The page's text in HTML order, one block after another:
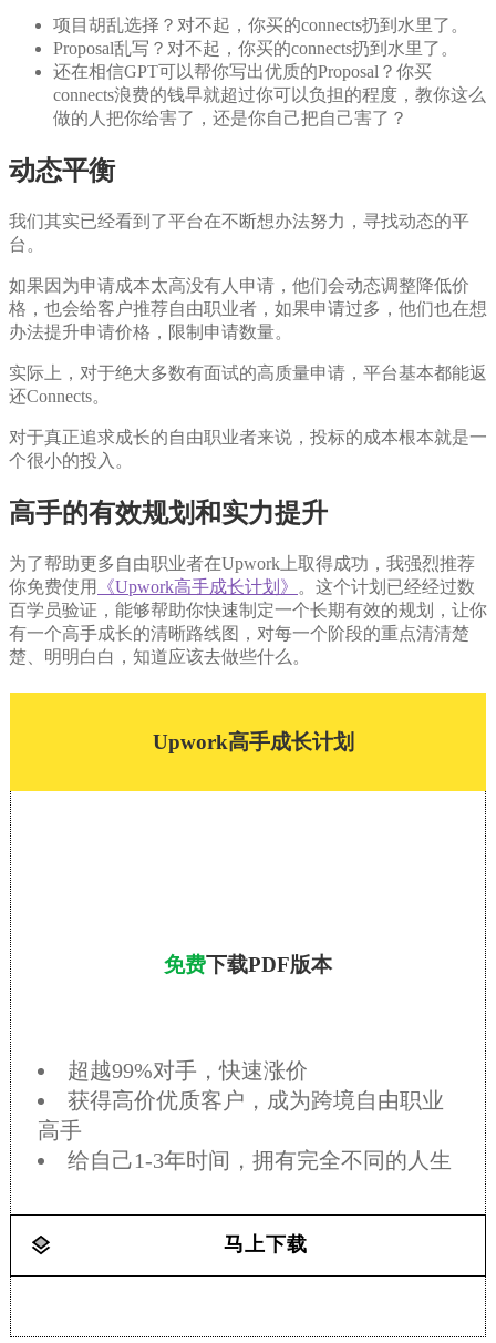
项目胡乱选择？对不起，你买的connects扔到水里了。
Proposal乱写？对不起，你买的connects扔到水里了。
还在相信GPT可以帮你写出优质的Proposal？你买
connects浪费的钱早就超过你可以负担的程度，教你这么
做的人把你给害了，还是你自己把自己害了？
动态平衡
我们其实已经看到了平台在不断想办法努力，寻找动态的平
台。
如果因为申请成本太高没有人申请，他们会动态调整降低价
格，也会给客户推荐自由职业者，如果申请过多，他们也在想
办法提升申请价格，限制申请数量。
实际上，对于绝大多数有面试的高质量申请，平台基本都能返
还Connects。
对于真正追求成长的自由职业者来说，投标的成本根本就是一
个很小的投入。
高手的有效规划和实力提升
为了帮助更多自由职业者在Upwork上取得成功，我强烈推荐
你免费使用
《Upwork高手成长计划》
。这个计划已经经过数
百学员验证，能够帮助你快速制定一个长期有效的规划，让你
有一个高手成长的清晰路线图，对每一个阶段的重点清清楚
楚、明明白白，知道应该去做些什么。
Upwork高手成长计划
免费下载PDF版本
超越99%对手，快速涨价
获得高价优质客户，成为跨境自由职业
高手
给自己1-3年时间，拥有完全不同的人生
马上下载